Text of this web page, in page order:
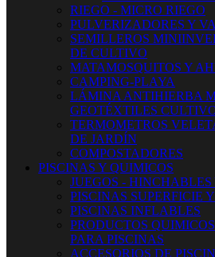
RIEGO - MICRO RIEGO
PULVERIZADORES Y
SEMILLEROS
DE CULTIVO
MATAMOSQUITOS Y
CAMPING-PLAYA
LÁMINA ANTIHIERBA
GEOTÉXTILES
TERMOMETROS
DE JARDÍN
COMPOSTADORES
PISCINAS Y QUIMICOS
JUEGOS -
PISCINAS SUPERFICIE Y
PISCINAS INFLABLES
PRODUCTOS
PARA PISCINAS
ACCESORIOS DE